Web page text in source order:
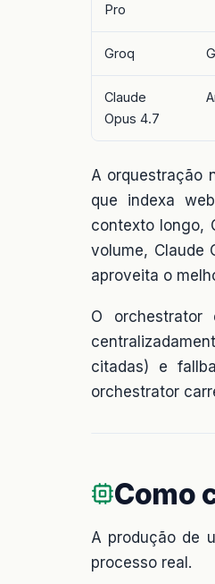
Pro
Groq
Claude
Opus 4.7
A orquestração
que indexa
contexto longo,
volume, Claude
aproveita o
O orchestrator
citadas) e
orchestrator
Como
A produção de
processo real.